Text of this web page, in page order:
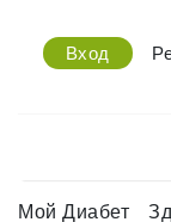
Вход
Мой Диабет